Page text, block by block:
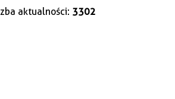
publikacji
aktualności: 3302